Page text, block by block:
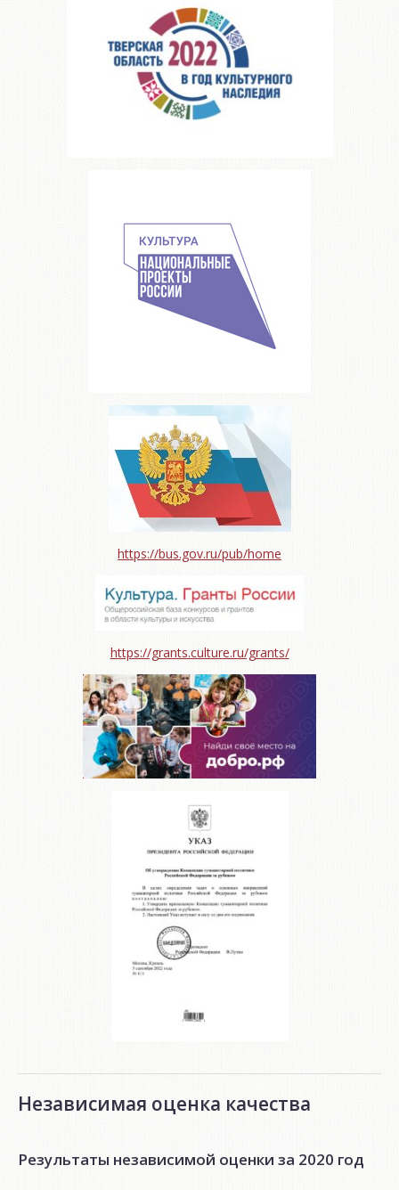
https://bus.gov.ru/pub/home
https://grants.culture.ru/grants/
Независимая оценка качества
Результаты независимой оценки за 2020 год